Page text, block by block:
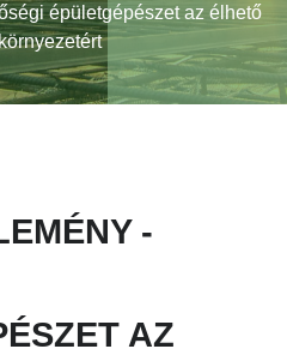
épületgépészet az élhető
-
AZ